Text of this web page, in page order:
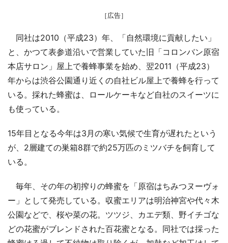
［広告］
同社は2010（平成23）年、「自然環境に貢献したい」
と、かつて表参道沿いで営業していた旧「コロンバン原宿
本店サロン」屋上で養蜂事業を始め、翌2011（平成23）
年からは渋谷公園通り近くの自社ビル屋上で養蜂を行って
いる。採れた蜂蜜は、ロールケーキなど自社のスイーツに
も使っている。
15年目となる今年は3月の寒い気候で生育が遅れたという
が、2層建ての巣箱8群で約25万匹のミツバチを飼育して
いる。
毎年、その年の初搾りの蜂蜜を「原宿はちみつヌーヴォ
ー」として発売している。収蜜エリアは明治神宮や代々木
公園などで、桜や菜の花。ツツジ、カエデ類、野イチゴな
どの花蜜がブレンドされた百花蜜となる。同社では採った